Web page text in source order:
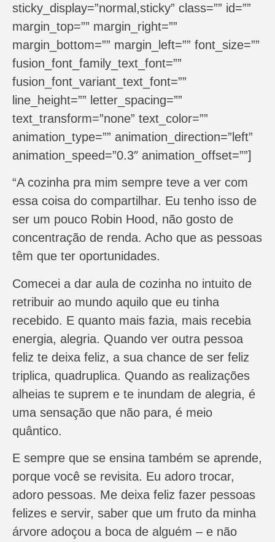
sticky_display=”normal,sticky” class=”” id=””
margin_top=”” margin_right=””
margin_bottom=”” margin_left=”” font_size=””
fusion_font_family_text_font=””
fusion_font_variant_text_font=””
line_height=”” letter_spacing=””
text_transform=”none” text_color=””
animation_type=”” animation_direction=”left”
animation_speed=”0.3″ animation_offset=””]
“A cozinha pra mim sempre teve a ver com
essa coisa do compartilhar. Eu tenho isso de
ser um pouco Robin Hood, não gosto de
concentração de renda. Acho que as pessoas
têm que ter oportunidades.
Comecei a dar aula de cozinha no intuito de
retribuir ao mundo aquilo que eu tinha
recebido. E quanto mais fazia, mais recebia
energia, alegria. Quando ver outra pessoa
feliz te deixa feliz, a sua chance de ser feliz
triplica, quadruplica. Quando as realizações
alheias te suprem e te inundam de alegria, é
uma sensação que não para, é meio
quântico.
E sempre que se ensina também se aprende,
porque você se revisita. Eu adoro trocar,
adoro pessoas. Me deixa feliz fazer pessoas
felizes e servir, saber que um fruto da minha
árvore adoçou a boca de alguém – e não